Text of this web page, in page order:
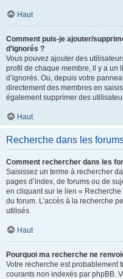
Haut
Comment puis-je ajouter/
d’ignorés ?
Vous pouvez ajouter des
profil de chaque membre, il y a un
d’ignorés. Ou, depuis votre
directement des membres en
également supprimer des
Haut
Recherche dans les
Comment rechercher dans les
Saisissez un terme à rechercher
pages d’index, de forums ou de
en cliquant sur le lien «
du forum. L’accès à la recherche
utilisés.
Haut
Pourquoi ma recherche ne
Votre recherche est probablement
courants non indexés par phpBB.